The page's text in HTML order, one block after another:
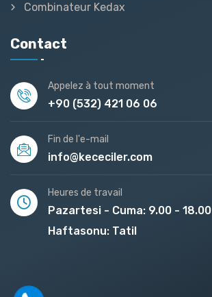
Combinateur Kedax
Contact
Appelez à tout moment
+90 (532) 421 06 06
Fin de l'e-mail
info@kececiler.com
Heures de travail
Pazartesi - Cuma: 9.00 - 18.00
Haftasonu: Tatil